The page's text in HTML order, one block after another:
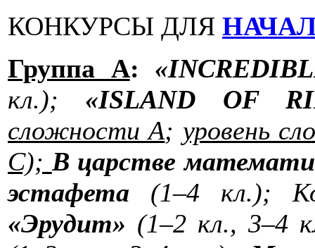
КОНКУРСЫ ДЛЯ
Группа А:
кл.); «ISLAND OF
сложности А; уровень
С); В царстве
эстафета (1–4 кл.);
«Эрудит» (1–2 кл., 3–4